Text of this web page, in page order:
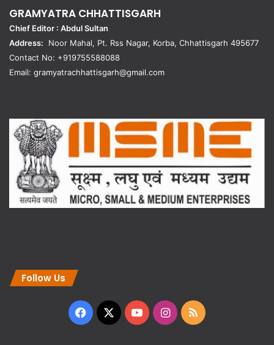
GRAMYATRA CHHATTISGARH
Chief Editor : Abdul Sultan
Address: Noor Mahal, Pt. Rss Nagar, Korba, Chhattisgarh 495677
Contact No: +919755588088
Email: gramyatrachhattisgarh@gmail.com
Follow Us
Facebook
X YouTubeInstagram
RSS